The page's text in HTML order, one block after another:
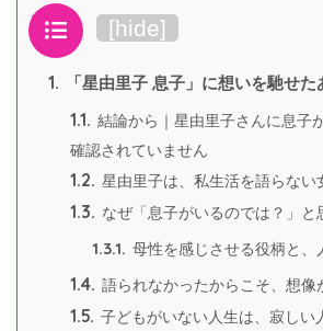
目次 [hide]
1. 「星由里子 息子」に想いを馳せた
1.1. 結論から｜星由里子さんに息子
確認されていません
1.2. 星由里子は、私生活を語らない
1.3. なぜ「息子がいるのでは？」と
1.3.1. 母性を感じさせる役柄と、
1.4. 語られなかったからこそ、想像
1.5. 子どもがいない人生は、寂しい